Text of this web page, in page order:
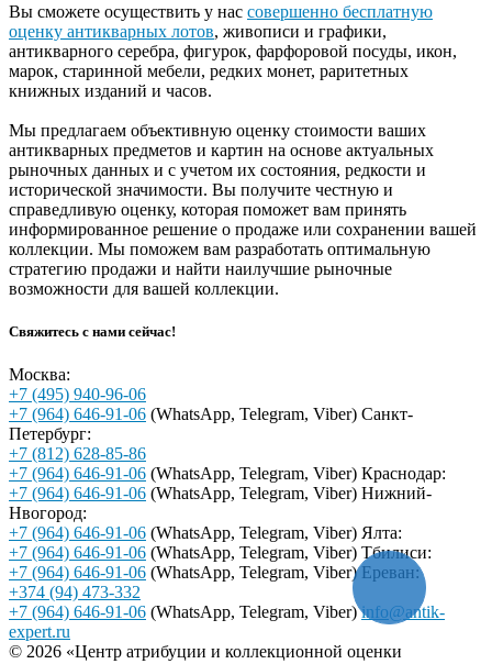
Вы сможете осуществить у нас совершенно бесплатную
оценку антикварных лотов, живописи и графики,
антикварного серебра, фигурок, фарфоровой посуды, икон,
марок, старинной мебели, редких монет, раритетных
книжных изданий и часов.
Мы предлагаем объективную оценку стоимости ваших
антикварных предметов и картин на основе актуальных
рыночных данных и с учетом их состояния, редкости и
исторической значимости. Вы получите честную и
справедливую оценку, которая поможет вам принять
информированное решение о продаже или сохранении вашей
коллекции. Мы поможем вам разработать оптимальную
стратегию продажи и найти наилучшие рыночные
возможности для вашей коллекции.
Свяжитесь с нами сейчас!
Москва:
+7 (495) 940-96-06
+7 (964) 646-91-06 (WhatsApp, Telegram, Viber) Санкт-
Петербург:
+7 (812) 628-85-86
+7 (964) 646-91-06 (WhatsApp, Telegram, Viber) Краснодар:
+7 (964) 646-91-06 (WhatsApp, Telegram, Viber) Нижний-
Нвогород:
+7 (964) 646-91-06 (WhatsApp, Telegram, Viber) Ялта:
+7 (964) 646-91-06 (WhatsApp, Telegram, Viber) Тбилиси:
+7 (964) 646-91-06 (WhatsApp, Telegram, Viber) Ереван:
+374 (94) 473-332
+7 (964) 646-91-06 (WhatsApp, Telegram, Viber) info@antik-
expert.ru
© 2026 «Центр атрибуции и коллекционной оценки